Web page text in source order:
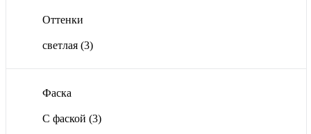
Оттенки
светлая (3)
Фаска
С фаской (3)